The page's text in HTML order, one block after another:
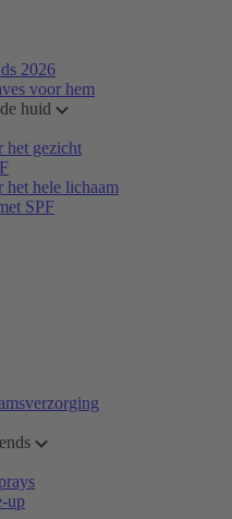
2026
voor hem
huid
het gezicht
het hele lichaam
SPF
up